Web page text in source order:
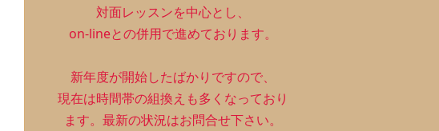
対面レッスンを中心とし、
on-lineとの併用で進めております。
新年度が開始したばかりですので、
現在は時間帯の組換えも多くなっており
ます。最新の状況はお問合せ下さい。